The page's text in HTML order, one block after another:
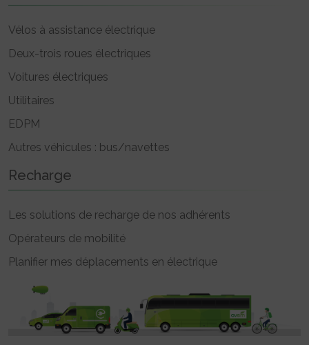
Vélos à assistance électrique
Deux-trois roues électriques
Voitures électriques
Utilitaires
EDPM
Autres véhicules : bus/navettes
Recharge
Les solutions de recharge de nos adhérents
Opérateurs de mobilité
Planifier mes déplacements en électrique